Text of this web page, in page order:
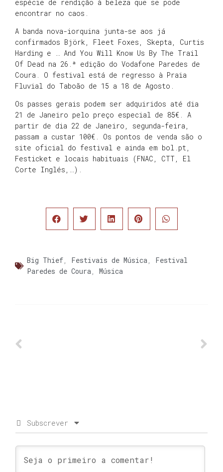
espécie de rendição à beleza que se pode
encontrar no caos.
A banda nova-iorquina junta-se aos já
confirmados Björk, Fleet Foxes, Skepta, Curtis
Harding e … And You Will Know Us By The Trail
Of Dead na 26.ª edição do Vodafone Paredes de
Coura. O festival está de regresso à Praia
Fluvial do Taboão de 15 a 18 de Agosto.
Os passes gerais podem ser adquiridos até dia
21 de Janeiro pelo preço especial de 85€. A
partir de dia 22 de Janeiro, segunda-feira,
passam a custar 100€. Os pontos de venda são o
site oficial do festival e ainda em bol.pt,
Festicket e locais habituais (FNAC, CTT, El
Corte Inglés,…).
Big Thief Festivais de Música
Festival
Paredes de Coura
Música
Subscrever